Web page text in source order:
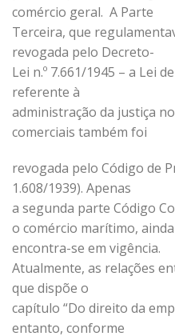
comércio geral. A Parte
Terceira, que
revogada pelo Decreto-
Lei n.º 7.661/1945 – a Lei
referente à
administração da justiça
comerciais também foi
revogada pelo Código de
1.608/1939). Apenas
a segunda parte Código
o comércio marítimo, ainda
encontra-se em vigência.
Atualmente, as relações
que dispõe o
capítulo “Do direito da
entanto, conforme